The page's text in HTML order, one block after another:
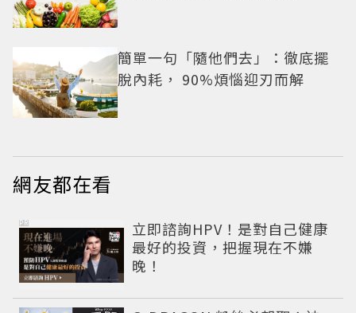
簡單一句「隨他們去」：徹底擺
脫內耗， 90%煩惱迎刃而解
網友都在看
立即諮詢HPV！是對自己健康
最好的投資，把握現在不嫌
晚！
PR